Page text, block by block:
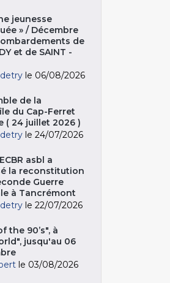
jeunesse
» / Décembre
de
et de SAINT -
le 06/08/2026
de la
du Cap-Ferret
( 24 juillet 2026 )
le 24/07/2026
asbl a
la reconstitution
Guerre
à Tancrémont
le 22/07/2026
the 90’s", à
jusqu'au 06
le 03/08/2026